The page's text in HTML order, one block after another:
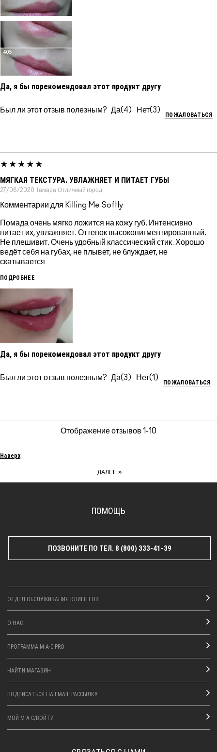
Да, я бы порекомендовал этот продукт другу
Был ли этот отзыв полезным? 4 3
ПОЖАЛОВАТЬСЯ
МЯГКАЯ ТЕКСТУРА. УВЛАЖНЯЕТ И ПИТАЕТ ГУБЫ
27/08/2020 Тамара Отличный город
Комментарии для Killing Me Softly
Помада очень мягко ложится на кожу губ. Интенсивно
питает их, увлажняет. Оттенок высокопигментированный.
Не плешивит. Очень удобный классический стик. Хорошо
ведёт себя на губах, не плывет, не блуждает, не
скатывается
ПОДРОБНЕЕ
Да, я бы порекомендовал этот продукт другу
Был ли этот отзыв полезным? 3 1
ПОЖАЛОВАТЬСЯ
Отображение отзывов 1-10
Наверх
ДАЛЕЕ »
ПОМОЩЬ
ПОЗВОНИТЕ ПО ТЕЛ. 8 (800) 333-41-39
ОТДЕЛ ОБСЛУЖИВАНИЯ КЛИЕНТОВ
О НАС
ПРОГРАММА M·A·C PRO
НАЙТИ МАГАЗИН
ПОДПИСАТЬСЯ НА EMAIL РАССЫЛКУ
МОЙ M·A·C/ВОЙТИ